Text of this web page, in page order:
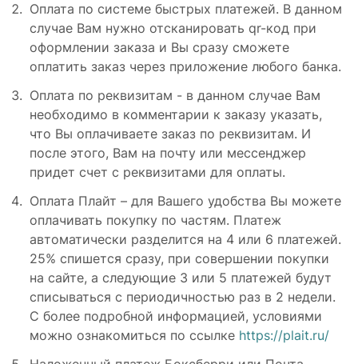
Оплата по системе быстрых платежей. В данном
случае Вам нужно отсканировать qr-код при
оформлении заказа и Вы сразу сможете
оплатить заказ через приложение любого банка.
Оплата по реквизитам - в данном случае Вам
необходимо в комментарии к заказу указать,
что Вы оплачиваете заказ по реквизитам. И
после этого, Вам на почту или мессенджер
придет счет с реквизитами для оплаты.
Оплата Плайт – для Вашего удобства Вы можете
оплачивать покупку по частям. Платеж
автоматически разделится на 4 или 6 платежей.
25% спишется сразу, при совершении покупки
на сайте, а следующие 3 или 5 платежей будут
списываться с периодичностью раз в 2 недели.
С более подробной информацией, условиями
можно ознакомиться по ссылке https://plait.ru/